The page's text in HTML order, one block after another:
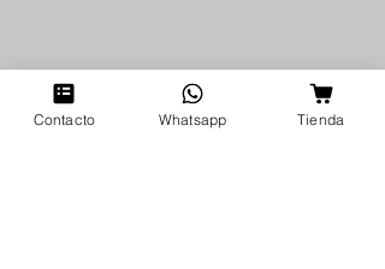
Contacto Whatsapp Tienda